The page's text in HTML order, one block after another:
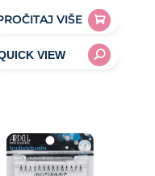
VIŠE